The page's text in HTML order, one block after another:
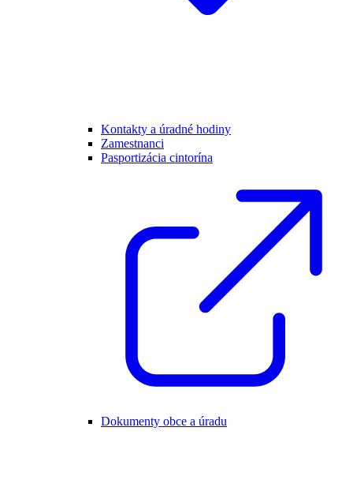
Kontakty a úradné hodiny
Zamestnanci
Pasportizácia cintorína
Dokumenty obce a úradu